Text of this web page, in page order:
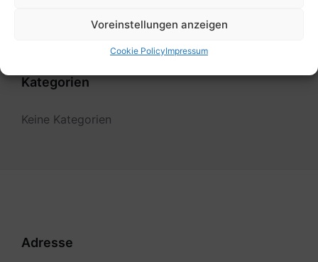
Voreinstellungen anzeigen
Cookie PolicyImpressum
Kategorien
Keine Kategorien
Adresse